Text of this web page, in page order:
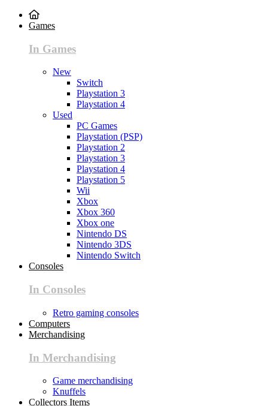
Games
In Games
New
Switch
Playstation 3
Playstation 4
Used
PC Games
Playstation (PSP)
Playstation 2
Playstation 3
Playstation 4
Playstation 5
Wii
Xbox
Xbox 360
Xbox one
Nintendo DS
Nintendo 3DS
Nintendo Switch
Consoles
In Consoles
Retro gaming consoles
Computers
Merchandising
In Merchandising
Game merchandising
Knuffels
Collectors Items